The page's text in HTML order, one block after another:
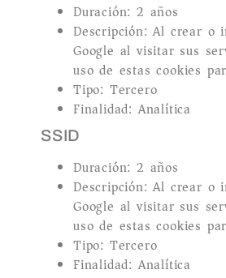
Duración: 2 años
Descripción: Al crear o
Google al visitar sus
uso de estas cookies
Tipo: Tercero
Finalidad: Analítica
SSID
Duración: 2 años
Descripción: Al crear o
Google al visitar sus
uso de estas cookies
Tipo: Tercero
Finalidad: Analítica